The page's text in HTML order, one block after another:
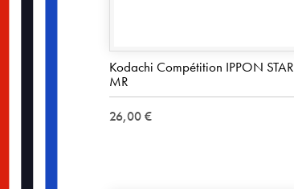
Kodachi Compétition IPPON STAR
MR
26,00 €